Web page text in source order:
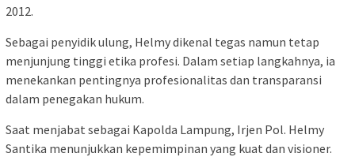
2012.
Sebagai penyidik ulung, Helmy dikenal tegas namun tetap
menjunjung tinggi etika profesi. Dalam setiap langkahnya, ia
menekankan pentingnya profesionalitas dan transparansi
dalam penegakan hukum.
Saat menjabat sebagai Kapolda Lampung, Irjen Pol. Helmy
Santika menunjukkan kepemimpinan yang kuat dan visioner.